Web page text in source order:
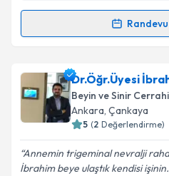
kapsamda
Randevu Takvimi
Doç. Dr. Halil Can
talebi oluşturun. Size bu
için bir takvim
bilgilendireceğiz.
E-posta Adresiniz
Dr.Öğr.Üyesi
Beyin ve Sinir
Ankara, Çankaya
5 (2 Değerlendirme)
Annemin trigeminal nevralji
İbrahim beye ulaştık kendisi